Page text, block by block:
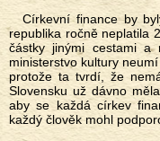
Církevní finance by byly vnitřní věcí katolíků, kdyby Slovenská
republika ročně neplatila
částky jinými cestami a
ministerstvo kultury
protože ta tvrdí, že
Slovensku už dávno
aby se každá církev
každý člověk mohl